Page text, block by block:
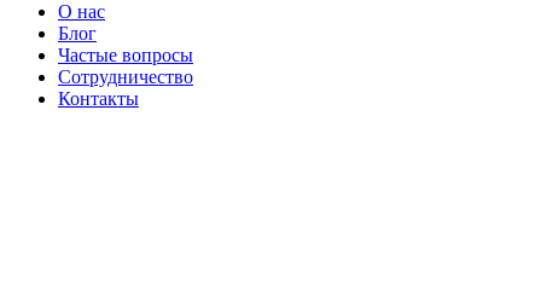
О нас
Блог
Частые вопросы
Сотрудничество
Контакты